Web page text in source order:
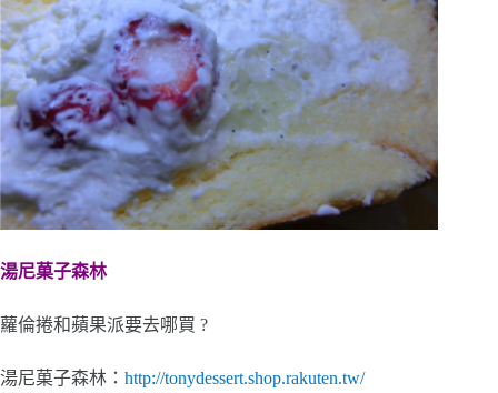
湯尼菓子森林
蘿倫捲和蘋果派要去哪買 ?
湯尼菓子森林： http://tonydessert.shop.rakuten.tw/